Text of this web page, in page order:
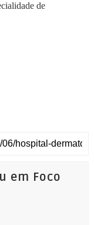
de
em Foco